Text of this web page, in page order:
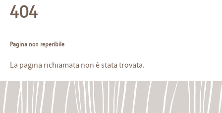
404
Pagina non reperibile
La pagina richiamata non è stata trovata.